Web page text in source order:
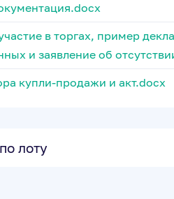
в торгах, пример
и заявление об
купли-продажи и акт.docx
лоту